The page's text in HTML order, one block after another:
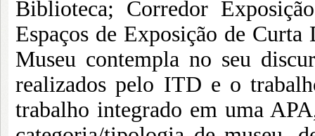
Biblioteca; Corredor
Espaços de Exposição de
Museu contempla no seu
realizados pelo ITD e o
trabalho integrado em uma